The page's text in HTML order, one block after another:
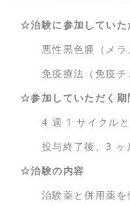
☆治験に参加していた
悪性黒色腫（メラ
免疫療法（免疫チ
☆参加し
4 週 1 サイクルと
投与終了後、3 ヶ
☆治験の内容
治験薬と併用薬を